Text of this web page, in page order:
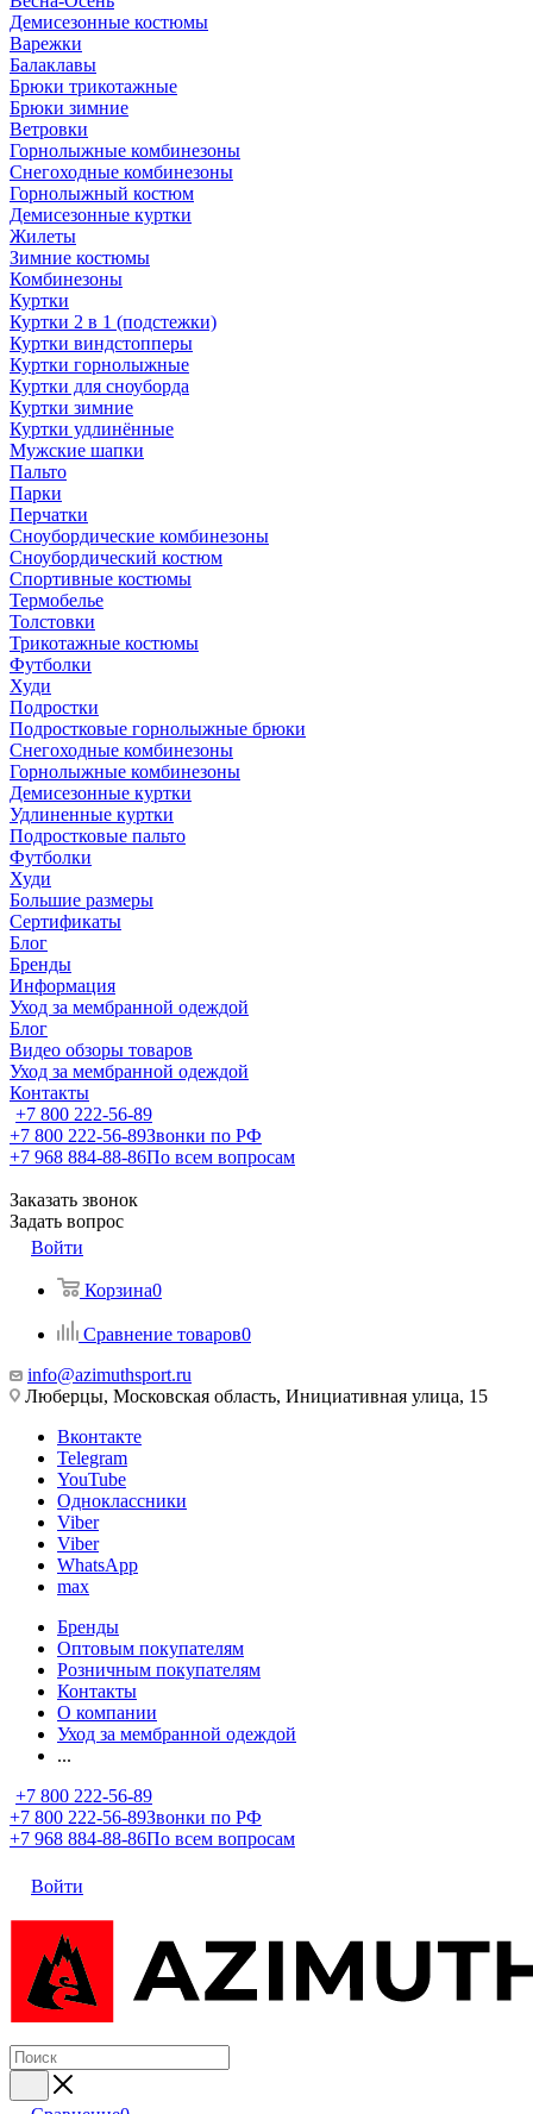
Демисезонные костюмы
Варежки
Балаклавы
Брюки трикотажные
Брюки зимние
Ветровки
Горнолыжные комбинезоны
Снегоходные комбинезоны
Горнолыжный костюм
Демисезонные куртки
Жилеты
Зимние костюмы
Комбинезоны
Куртки
Куртки 2 в 1 (подстежки)
Куртки виндстопперы
Куртки горнолыжные
Куртки для сноуборда
Куртки зимние
Куртки удлинённые
Мужские шапки
Пальто
Парки
Перчатки
Сноубордические комбинезоны
Сноубордический костюм
Спортивные костюмы
Термобелье
Толстовки
Трикотажные костюмы
Футболки
Худи
Подростки
Подростковые горнолыжные брюки
Снегоходные комбинезоны
Горнолыжные комбинезоны
Демисезонные куртки
Удлиненные куртки
Подростковые пальто
Футболки
Худи
Большие размеры
Сертификаты
Блог
Бренды
Информация
Уход за мембранной одеждой
Блог
Видео обзоры товаров
Уход за мембранной одеждой
Контакты
+7 800 222-56-89
+7 800 222-56-89Звонки по РФ
+7 968 884-88-86По всем вопросам
Заказать звонок
Задать вопрос
Войти
Корзина0
Сравнение товаров0
info@azimuthsport.ru
Люберцы, Московская область, Инициативная улица, 15
Вконтакте
Telegram
YouTube
Одноклассники
Viber
Viber
WhatsApp
max
Бренды
Оптовым покупателям
Розничным покупателям
Контакты
О компании
Уход за мембранной одеждой
...
+7 800 222-56-89
+7 800 222-56-89Звонки по РФ
+7 968 884-88-86По всем вопросам
Войти